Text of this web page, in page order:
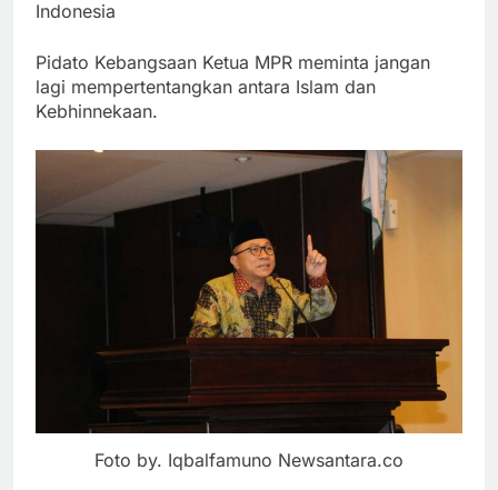
Indonesia
Pidato Kebangsaan Ketua MPR meminta jangan
lagi mempertentangkan antara Islam dan
Kebhinnekaan.
Foto by. Iqbalfamuno Newsantara.co